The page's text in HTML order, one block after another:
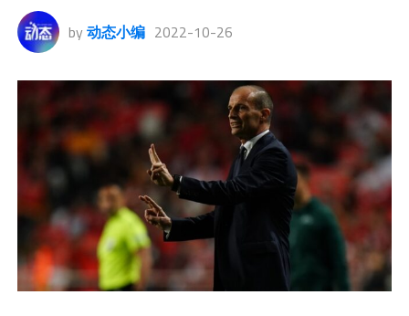
by 动态小编 2022-10-26